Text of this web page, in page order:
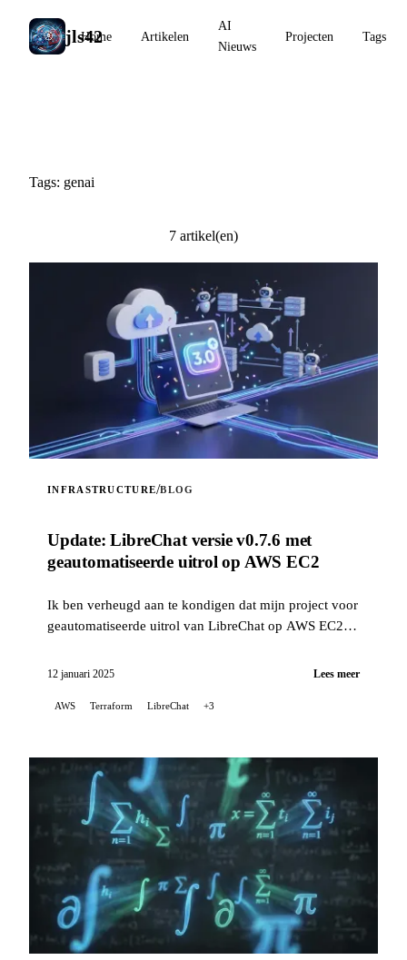
jls42
Home Artikelen
AI
Nieuws
Projecten Tags
Tags: genai
7 artikel(en)
INFRASTRUCTURE/BLOG
Update: LibreChat versie v0.7.6 met
geautomatiseerde uitrol op AWS EC2
Ik ben verheugd aan te kondigen dat mijn project voor
geautomatiseerde uitrol van LibreChat op AWS EC2 is
houden met recente wijzigingen in de manier waarop
v0.7.6 ondersteunt.
12 januari 2025 Lees meer
AWS Terraform LibreChat +3